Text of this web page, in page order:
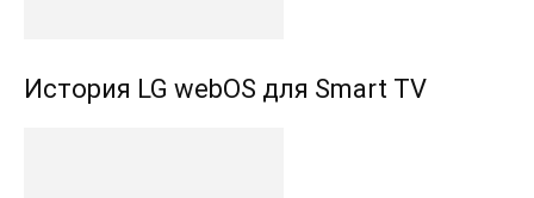
История LG webOS для Smart TV